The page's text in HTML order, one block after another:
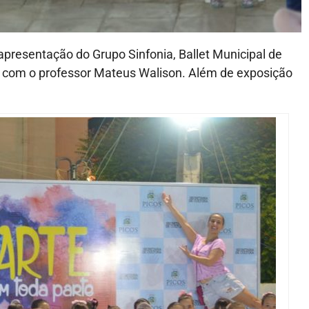
do Grupo Sinfonia, Ballet Municipal de
o professor Mateus Walison. Além de exposição